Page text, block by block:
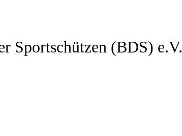
Sportschützen (BDS) e.V.